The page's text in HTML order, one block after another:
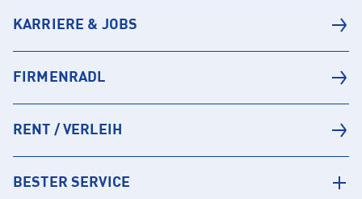
KARRIERE & JOBS
FIRMENRADL
RENT / VERLEIH
BESTER SERVICE